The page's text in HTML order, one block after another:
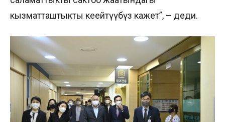
кызматташтыкты кеңейтүүбүз кажет”, – деди.